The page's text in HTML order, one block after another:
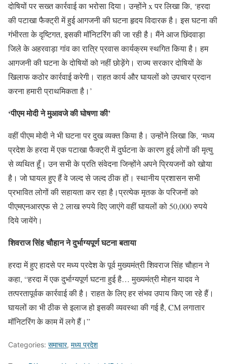
दोषियों पर सख्त कार्रवाई का भरोसा दिया। उन्होंने x पर लिखा कि, ‘हरदा
की पटाखा फैक्ट्री में हुई आगजनी की घटना हृदय विदारक है। इस घटना की
गंभीरता के दृष्टिगत, इसकी मॉनिटरिंग की जा रही है। मैंने आज छिंदवाड़ा
जिले के अहरवाड़ा गांव का रात्रि प्रवास कार्यक्रम स्थगित किया है। हम
आगजनी की घटना के दोषियों को नहीं छोड़ेंगे। राज्य सरकार दोषियों के
खिलाफ कठोर कार्रवाई करेगी। राहत कार्य और घायलों को उपचार प्रदान
करना हमारी प्राथमिकता है।’
‘पीएम मोदी ने मुआवजे की घोषणा की’
वहीं पीएम मोदी ने भी घटना पर दुख व्यक्त किया है। उन्होंने लिखा कि, ‘मध्य
प्रदेश के हरदा में एक पटाखा फैक्ट्री में दुर्घटना के कारण हुई लोगों की मृत्यु
से व्यथित हूँ। उन सभी के प्रति संवेदना जिन्होंने अपने प्रियजनों को खोया
है। जो घायल हुए हैं वे जल्द से जल्द ठीक हों। स्थानीय प्रशासन सभी
प्रभावित लोगों की सहायता कर रहा है।प्रत्येक मृतक के परिजनों को
पीएमएनआरएफ से 2 लाख रुपये दिए जाएंगे वहीं घायलों को 50,000 रुपये
दिये जायेंगे।
शिवराज सिंह चौहान ने दुर्भाग्यपूर्ण घटना बताया
हरदा में हुए हादसे पर मध्य प्रदेश के पूर्व मुख्यमंत्री शिवराज सिंह चौहान ने
कहा, “हरदा में एक दुर्भाग्यपूर्ण घटना हुई है… मुख्यमंत्री मोहन यादव ने
तत्परतापूर्वक कार्रवाई की है। राहत के लिए हर संभव उपाय किए जा रहे हैं।
घायलों का भी ठीक से इलाज हो इसकी व्यवस्था की गई है, CM लगातार
मॉनिटरिंग के काम में लगे हैं।”
Categories: समाचार, मध्य प्रदेश